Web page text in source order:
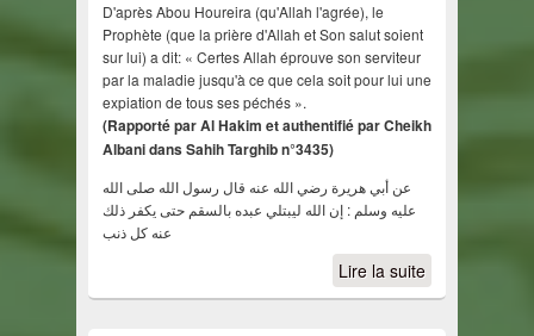
D'après Abou Houreira (qu'Allah l'agrée), le
Prophète (que la prière d'Allah et Son salut soient
sur lui) a dit: « Certes Allah éprouve son serviteur
par la maladie jusqu'à ce que cela soit pour lui une
expiation de tous ses péchés ».
(Rapporté par Al Hakim et authentifié par Cheikh
Albani dans Sahih Targhib n°3435)
عن أبي هريرة رضي الله عنه قال رسول الله صلى الله
عليه وسلم : إن الله ليبتلي عبده بالسقم حتى يكفر ذلك
عنه كل ذنب
Lire la suite